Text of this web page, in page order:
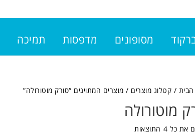
מסופונים מדפסות תמיכה
/ קטלוג מוצרים / מוצרים המתויגים “סורק מוטורולה”
מוטורולה
כל ⁦4⁩ התוצאות